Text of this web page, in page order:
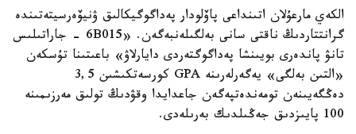
الكەي مارعۇلان اتىنداعى پاۆلودار پەداگوگيكالىق ۋنيۆەرسيتەتىندە
گرانتتاردىڭ ناقتى سانى بەلگىلەنبەگەن. «6B015 - جاراتىلىس
تانۋ پاندەرى بويىنشا پەداگوگتەردى دايارلاۋ» باعىتىنا تۇسكەن
«التىن بەلگى» يەگەرلەرىنە GPA كورسەتكىشىن 3,5
دەڭگەيىنەن تومەندەتپەگەن جاعدايدا وقۋدىڭ تولىق مەرزىمىنە
100 پايىزدىق جەڭىلدىك بەرىلەدى.